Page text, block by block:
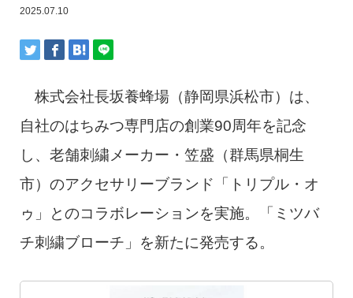
2025.07.10
株式会社長坂養蜂場（静岡県浜松市）は、
自社のはちみつ専門店の創業90周年を記念
し、老舗刺繍メーカー・笠盛（群馬県桐生
市）のアクセサリーブランド「トリプル・オ
ゥ」とのコラボレーションを実施。「ミツバ
チ刺繍ブローチ」を新たに発売する。